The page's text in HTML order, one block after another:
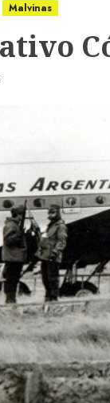
Malvinas